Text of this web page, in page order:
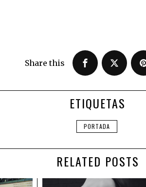
Share this
ETIQUETAS
PORTADA
RELATED POSTS